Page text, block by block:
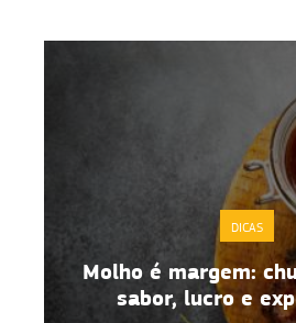
DICAS
Molho é margem:
sabor, lucro e